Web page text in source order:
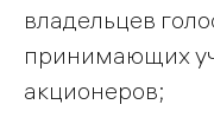
владельцев
принимающих
акционеров;